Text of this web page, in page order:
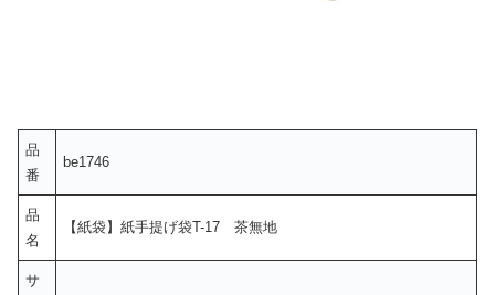
品
番
be1746
品
名
【紙袋】紙手提げ袋T-17 茶無地
サ